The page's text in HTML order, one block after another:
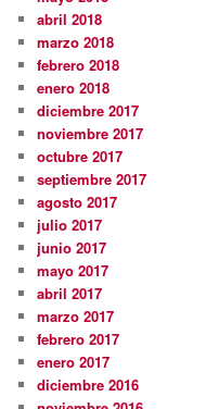
abril 2018
marzo 2018
febrero 2018
enero 2018
diciembre 2017
noviembre 2017
octubre 2017
septiembre 2017
agosto 2017
julio 2017
junio 2017
mayo 2017
abril 2017
marzo 2017
febrero 2017
enero 2017
diciembre 2016